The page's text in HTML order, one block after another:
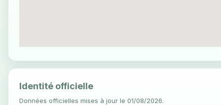
Identité officielle
Données officielles mises à jour le 01/08/2026.